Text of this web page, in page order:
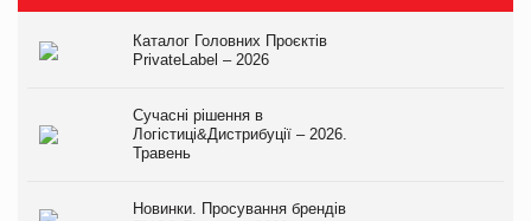
Каталог Головних Проєктів
PrivateLabel – 2026
Сучасні рішення в
Логістиці&Дистрибуції – 2026.
Травень
Новинки. Просування брендів